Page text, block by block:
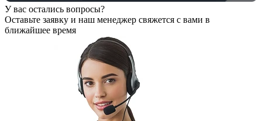
У вас остались вопросы?
Оставьте заявку и наш менеджер свяжется с вами в
ближайшее время